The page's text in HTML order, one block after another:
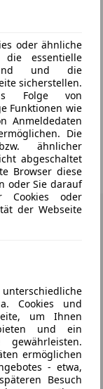
und
übernimmt
im Inserat.
neuer
über den
den
entnommen
der Deutschen
unentgeltlich
oder ähnliche
essentielle
sind und die
sicherstellen.
Folge von
Funktionen wie
Anmeldedaten
Die
ähnlicher
abgeschaltet
Browser diese
oder Sie darauf
Cookies oder
der Webseite
Cookies und
um Ihnen
und ein
gewährleisten.
ermöglichen
- etwa,
Besuch